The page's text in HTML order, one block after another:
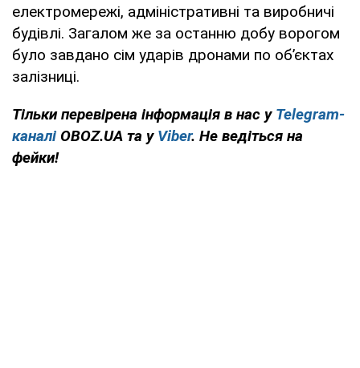
електромережі, адміністративні та виробничі
будівлі. Загалом же за останню добу ворогом
було завдано сім ударів дронами по об’єктах
залізниці.
Тільки перевірена інформація в нас у Telegram-
каналі OBOZ.UA та у Viber. Не ведіться на
фейки!